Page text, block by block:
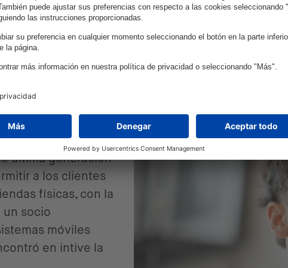
tanto en tiendas físicas como en
eficiente posible.
trabajo que
como Esprit y
última generación
a los clientes
físicas, con la
un socio
móviles
en intive la